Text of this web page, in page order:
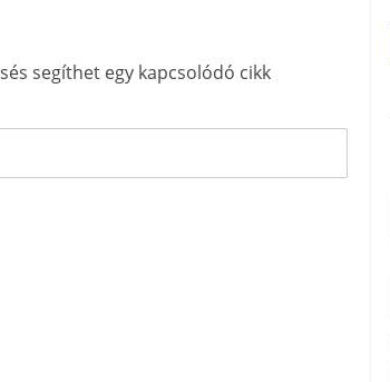
segíthet egy kapcsolódó cikk